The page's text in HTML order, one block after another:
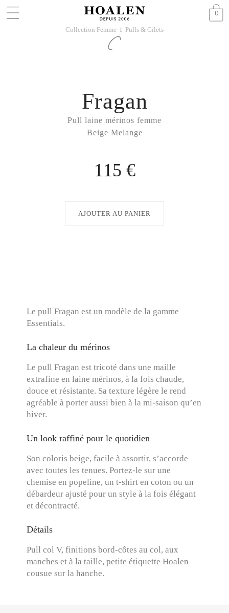
0
Collection Femme 􀆊 Pulls & Gilets
Pull laine mérinos femme
Beige Melange
Fragan
115 €
AJOUTER AU PANIER
Le pull Fragan est un modèle de la gamme
Essentials.
La chaleur du mérinos
Le pull Fragan est tricoté dans une maille
extrafine en laine mérinos, à la fois chaude,
douce et résistante. Sa texture légère le rend
agréable à porter aussi bien à la mi-saison qu’en
hiver.
Un look raffiné pour le quotidien
Son coloris beige, facile à assortir, s’accorde
avec toutes les tenues. Portez-le sur une
chemise en popeline, un t-shirt en coton ou un
débardeur ajusté pour un style à la fois élégant
et décontracté.
Détails
Pull col V, finitions bord-côtes au col, aux
manches et à la taille, petite étiquette Hoalen
cousue sur la hanche.